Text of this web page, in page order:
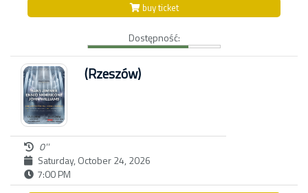
buy ticket
Dostępność:
(Rzeszów)
0''
Saturday, October 24, 2026
7:00 PM